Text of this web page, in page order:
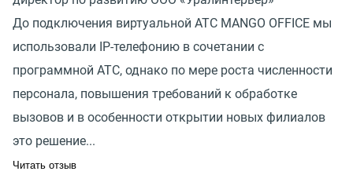
До подключения виртуальной АТС MANGO OFFICE мы
использовали IP-телефонию в сочетании с
программной АТС, однако по мере роста численности
персонала, повышения требований к обработке
вызовов и в особенности открытии новых филиалов
это решение...
Читать отзыв